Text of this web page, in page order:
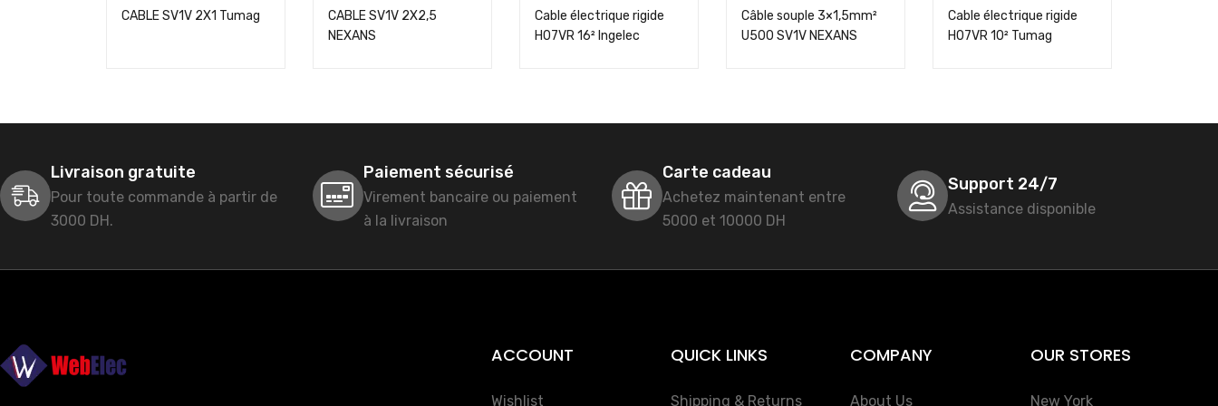
CABLE SV1V 2X1 Tumag
CABLE SV1V 2X2,5
NEXANS
Cable électrique rigide
H07VR 16² Ingelec
Câble souple 3×1,5mm²
U500 SV1V NEXANS
Cable électrique rigide
H07VR 10² Tumag
Livraison gratuite
Pour toute commande à partir de
3000 DH.
Paiement sécurisé
Virement bancaire ou paiement
à la livraison
Carte cadeau
Achetez maintenant entre
5000 et 10000 DH
Support 24/7
Assistance disponible
ACCOUNT
Wishlist
QUICK LINKS
Shipping & Returns
COMPANY
About Us
OUR STORES
New York